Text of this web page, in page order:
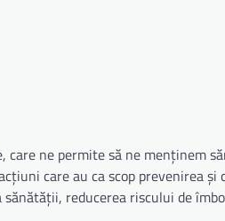
ne permite să ne menținem
care au ca scop prevenirea
reducerea riscului de